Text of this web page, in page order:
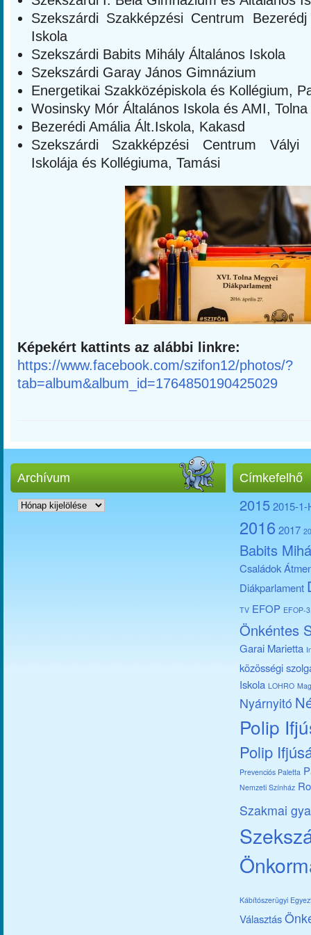
Szekszárdi Szakképzési Centrum
Iskola
Szekszárdi Babits Mihály Általános Iskola
Szekszárdi Garay János Gimnázium
Energetikai Szakközépiskola és Kollégium,
Wosinsky Mór Általános Iskola és AMI, Tolna
Bezerédi Amália Ált.Iskola, Kakasd
Szekszárdi Szakképzési Centrum Vályi
Iskolája és Kollégiuma, Tamási
Képekért kattints az alábbi linkre:
https://www.facebook.com/szifon12/photos/?
tab=album&album_id=1764850190425029
Archívum
Archívum
Címkefelhő
20152015-1-
2016 2017
Babits
Családok
Diákparlament
TV EFOP EFOP-
Önkéntes
Garai Marietta
közösségi
Iskola LOHRO
Nyárnyitó
Polip
Polip
Prevenciós Paletta
Nemzeti Színház
Szakmai
Kábítószerügyi
Választás